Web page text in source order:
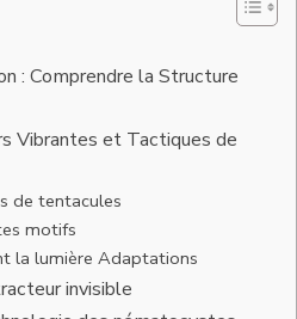
: Comprendre la Structure
Vibrantes et Tactiques de
de tentacules
motifs
la lumière Adaptations
invisible